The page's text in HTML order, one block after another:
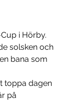
i Hörby.
solsken och
bana som
toppa dagen
på